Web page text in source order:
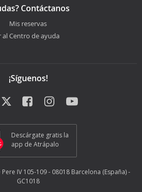
Contáctanos
Mis reservas
al Centro de ayuda
¡Síguenos!
Descárgate gratis la
app de Atrápalo
Pere IV 105-109 - 08018 Barcelona (España) -
GC1018